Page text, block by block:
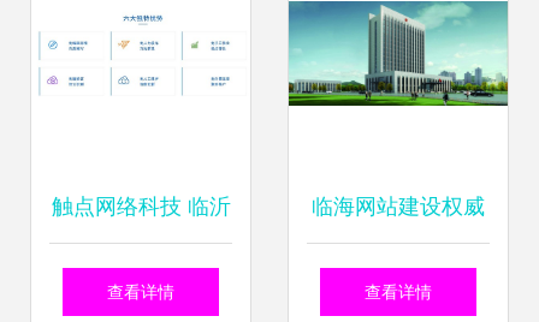
触点网络科技 临沂
网站建设性价比之
查看详情
临海网站建设权威
观点 房管局查询系
查看详情